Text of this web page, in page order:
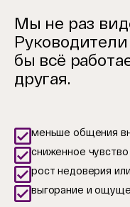
Мы не раз
бы всё
другая.
меньше общения
сниженное
рост недоверия
выгорание и